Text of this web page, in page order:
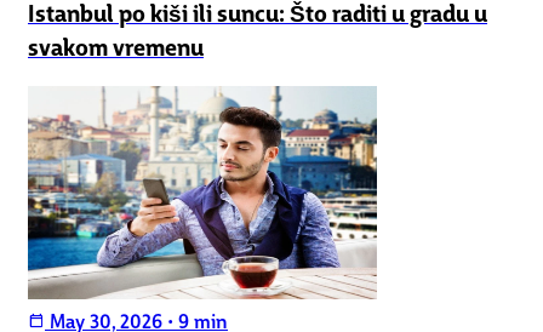
Istanbul po kiši ili suncu: Što raditi u gradu u
svakom vremenu
calendar_today May 30, 2026 • 9 min